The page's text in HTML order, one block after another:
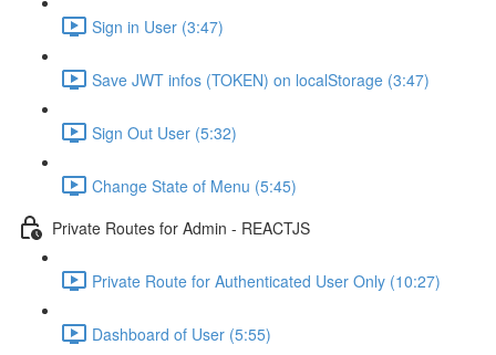
Sign in User (3:47)
Save JWT infos (TOKEN) on localStorage (3:47)
Sign Out User (5:32)
Change State of Menu (5:45)
Private Routes for Admin - REACTJS
Private Route for Authenticated User Only (10:27)
Dashboard of User (5:55)